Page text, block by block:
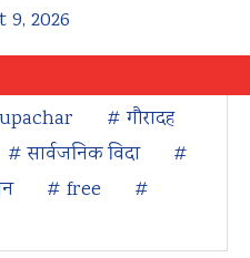
2026
# गौरादह
# सार्वजनिक विदा
#
# free
#